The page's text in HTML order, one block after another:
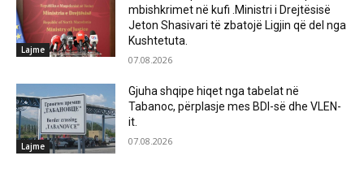
Lajme
mbishkrimet në kufi .Ministri i Drejtësisë
Jeton Shasivari të zbatojë Ligjin që del nga
Kushtetuta.
07.08.2026
Lajme
Gjuha shqipe hiqet nga tabelat në
Tabanoc, përplasje mes BDI-së dhe VLEN-
it.
07.08.2026